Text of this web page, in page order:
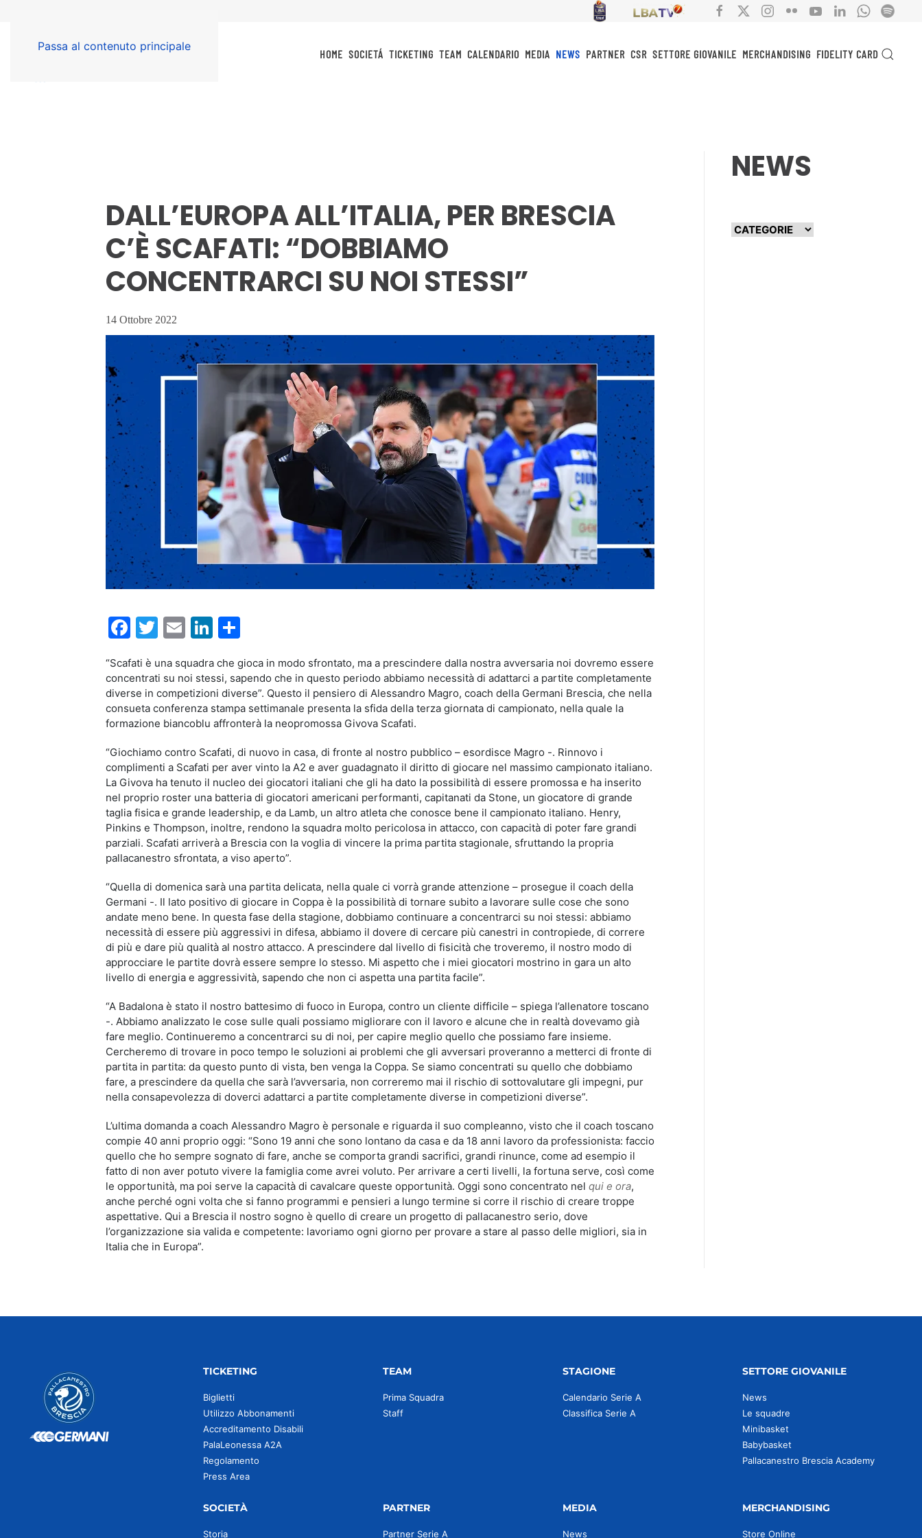
Passa al contenuto principale
HOME SOCIETÁ TICKETING TEAM CALENDARIO MEDIA NEWS PARTNER CSR SETTORE GIOVANILE MERCHANDISING FIDELITY CARD
DALL’EUROPA ALL’ITALIA, PER BRESCIA
C’È SCAFATI: “DOBBIAMO
CONCENTRARCI SU NOI STESSI”
14 Ottobre 2022
Facebook
Twitter
EmailLinkedIn
“Scafati è una squadra che gioca in modo sfrontato, ma a prescindere dalla nostra avversaria noi dovremo essere
concentrati su noi stessi, sapendo che in questo periodo abbiamo necessità di adattarci a partite completamente
diverse in competizioni diverse”. Questo il pensiero di Alessandro Magro, coach della Germani Brescia, che nella
consueta conferenza stampa settimanale presenta la sfida della terza giornata di campionato, nella quale la
formazione biancoblu affronterà la neopromossa Givova Scafati.
“Giochiamo contro Scafati, di nuovo in casa, di fronte al nostro pubblico – esordisce Magro -. Rinnovo i
complimenti a Scafati per aver vinto la A2 e aver guadagnato il diritto di giocare nel massimo campionato italiano.
La Givova ha tenuto il nucleo dei giocatori italiani che gli ha dato la possibilità di essere promossa e ha inserito
nel proprio roster una batteria di giocatori americani performanti, capitanati da Stone, un giocatore di grande
taglia fisica e grande leadership, e da Lamb, un altro atleta che conosce bene il campionato italiano. Henry,
Pinkins e Thompson, inoltre, rendono la squadra molto pericolosa in attacco, con capacità di poter fare grandi
parziali. Scafati arriverà a Brescia con la voglia di vincere la prima partita stagionale, sfruttando la propria
pallacanestro sfrontata, a viso aperto”.
“Quella di domenica sarà una partita delicata, nella quale ci vorrà grande attenzione – prosegue il coach della
Germani -. Il lato positivo di giocare in Coppa è la possibilità di tornare subito a lavorare sulle cose che sono
andate meno bene. In questa fase della stagione, dobbiamo continuare a concentrarci su noi stessi: abbiamo
necessità di essere più aggressivi in difesa, abbiamo il dovere di cercare più canestri in contropiede, di correre
di più e dare più qualità al nostro attacco. A prescindere dal livello di fisicità che troveremo, il nostro modo di
approcciare le partite dovrà essere sempre lo stesso. Mi aspetto che i miei giocatori mostrino in gara un alto
livello di energia e aggressività, sapendo che non ci aspetta una partita facile”.
“A Badalona è stato il nostro battesimo di fuoco in Europa, contro un cliente difficile – spiega l’allenatore toscano
-. Abbiamo analizzato le cose sulle quali possiamo migliorare con il lavoro e alcune che in realtà dovevamo già
fare meglio. Continueremo a concentrarci su di noi, per capire meglio quello che possiamo fare insieme.
Cercheremo di trovare in poco tempo le soluzioni ai problemi che gli avversari proveranno a metterci di fronte di
partita in partita: da questo punto di vista, ben venga la Coppa. Se siamo concentrati su quello che dobbiamo
fare, a prescindere da quella che sarà l’avversaria, non correremo mai il rischio di sottovalutare gli impegni, pur
nella consapevolezza di doverci adattarci a partite completamente diverse in competizioni diverse”.
L’ultima domanda a coach Alessandro Magro è personale e riguarda il suo compleanno, visto che il coach toscano
compie 40 anni proprio oggi: “Sono 19 anni che sono lontano da casa e da 18 anni lavoro da professionista: faccio
quello che ho sempre sognato di fare, anche se comporta grandi sacrifici, grandi rinunce, come ad esempio il
fatto di non aver potuto vivere la famiglia come avrei voluto. Per arrivare a certi livelli, la fortuna serve, così come
le opportunità, ma poi serve la capacità di cavalcare queste opportunità. Oggi sono concentrato nel qui e ora,
anche perché ogni volta che si fanno programmi e pensieri a lungo termine si corre il rischio di creare troppe
aspettative. Qui a Brescia il nostro sogno è quello di creare un progetto di pallacanestro serio, dove
l’organizzazione sia valida e competente: lavoriamo ogni giorno per provare a stare al passo delle migliori, sia in
Italia che in Europa”.
NEWS
TICKETING
Biglietti
Utilizzo Abbonamenti
Accreditamento Disabili
PalaLeonessa A2A
Regolamento
Press Area
TEAM
Prima Squadra
Staff
STAGIONE
Calendario Serie A
Classifica Serie A
SETTORE GIOVANILE
News
Le squadre
Minibasket
Babybasket
Pallacanestro Brescia Academy
SOCIETÀ
Storia
PARTNER
Partner Serie A
MEDIA
News
MERCHANDISING
Store Online